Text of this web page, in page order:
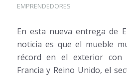
EMPRENDEDORES
En esta nueva entrega de
noticia es que el mueble
récord en el exterior con
Francia y Reino Unido, el